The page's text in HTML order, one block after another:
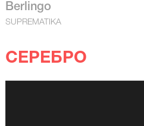
Berlingo
SUPREMATIKA
СЕРЕБРО